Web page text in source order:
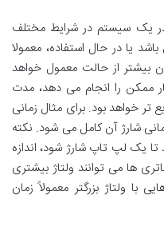
یک سیستم در شرایط مختلف
یا در حال استفاده، معمولا
بیشتر از حالت معمول خواهد
ممکن را انجام می دهد، مدت
تر خواهد بود. برای مثال زمانی
شارژ آن کامل می شود. نکته
یک لپ تاپ شارژ شود، اندازه
‌ها می ‌توانند ولتاژ بیشتری
با ولتاژ بزرگتر معمولاً زمان